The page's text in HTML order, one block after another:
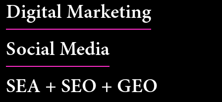
Digital Marketing
Social Media
SEA + SEO + GEO